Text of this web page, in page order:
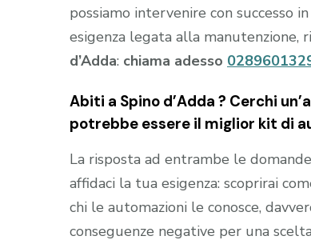
possiamo intervenire con successo
esigenza legata alla manutenzione,
d’Adda: chiama adesso
Abiti a Spino d’Adda ? Cerchi
potrebbe essere il miglior kit di
La risposta ad entrambe le
affidaci la tua esigenza: scoprirai
chi le automazioni le conosce,
conseguenze negative per una